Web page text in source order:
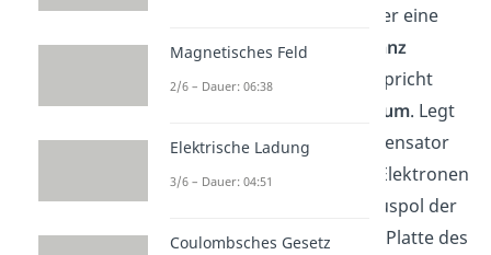
oder eine
andereisolierende Substanz
zwischen den Platten, so spricht
Dielektrikum. Legt
man an einen Plattenkondensator
Spannung an werden die Elektronen
in der Schaltung vom Minuspol der
Spannungsquelle zu einer Platte des
Magnetisches Feld
2/6 – Dauer: 06:38
Elektrische Ladung
3/6 – Dauer: 04:51
Coulombsches Gesetz